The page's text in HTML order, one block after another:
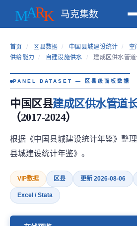
马克集数
首页 / 区县数据 / 中国县城建设统计 / 空
供给能力
/ 自建设施供水 / 建成区供水管
PANEL DATASET — 区县级面板数据
中国区县建成区供水管道
（2017-2024）
根据《中国县城建设统计年鉴》整
县城建设统计年鉴》。
VIP数据 区县 更新 2026-08-06
Excel / Stata